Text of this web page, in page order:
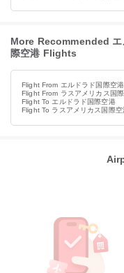
More Recommended エ
際空港 Flights
Flight From エルドラド国際空港
Flight From ラスアメリカス国
Flight To エルドラド国際空港
Flight To ラスアメリカス国際空